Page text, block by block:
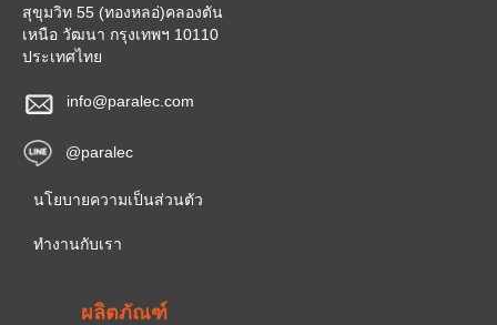
สุขุมวิท 55 (ทองหลอ่)คลองตัน
เหนือ วัฒนา กรุงเทพฯ 10110
ประเทศไทย
info@paralec.com
@paralec
นโยบายความเป็นส่วนตัว
ทำงานกับเรา
ผลิตภัณฑ์